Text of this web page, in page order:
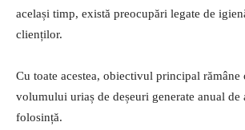
același timp, există preocupări legate de
clienților.
Cu toate acestea, obiectivul principal rămâne
volumului uriaș de deșeuri generate anual de
folosință.